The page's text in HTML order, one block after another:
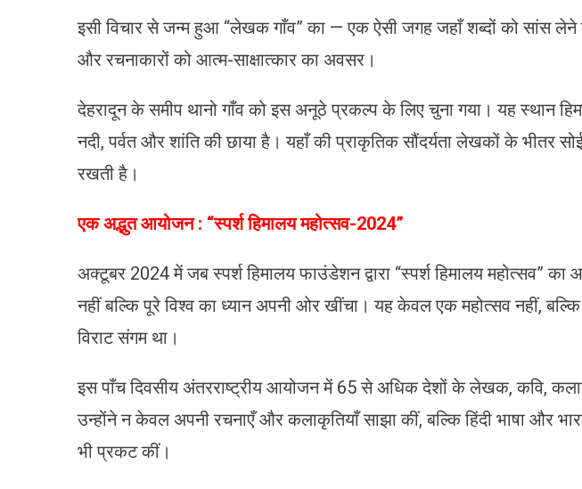
इसी विचार से जन्म हुआ “लेखक गाँव” का — एक ऐसी जगह जहाँ शब्दों को सांस लेने
और रचनाकारों को आत्म-साक्षात्कार का अवसर।
देहरादून के समीप थानो गाँव को इस अनूठे प्रकल्प के लिए चुना गया। यह स्थान
नदी, पर्वत और शांति की छाया है। यहाँ की प्राकृतिक सौंदर्यता लेखकों के भीतर
रखती है।
एक अद्भुत आयोजन : “स्पर्श हिमालय महोत्सव-2024”
अक्टूबर 2024 में जब स्पर्श हिमालय फाउंडेशन द्वारा “स्पर्श हिमालय महोत्सव”
नहीं बल्कि पूरे विश्व का ध्यान अपनी ओर खींचा। यह केवल एक महोत्सव नहीं,
विराट संगम था।
इस पाँच दिवसीय अंतरराष्ट्रीय आयोजन में 65 से अधिक देशों के लेखक, कवि,
उन्होंने न केवल अपनी रचनाएँ और कलाकृतियाँ साझा कीं, बल्कि हिंदी भाषा और
भी प्रकट कीं।